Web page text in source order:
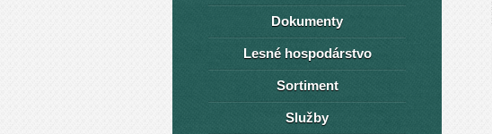
Dokumenty
Lesné hospodárstvo
Sortiment
Služby